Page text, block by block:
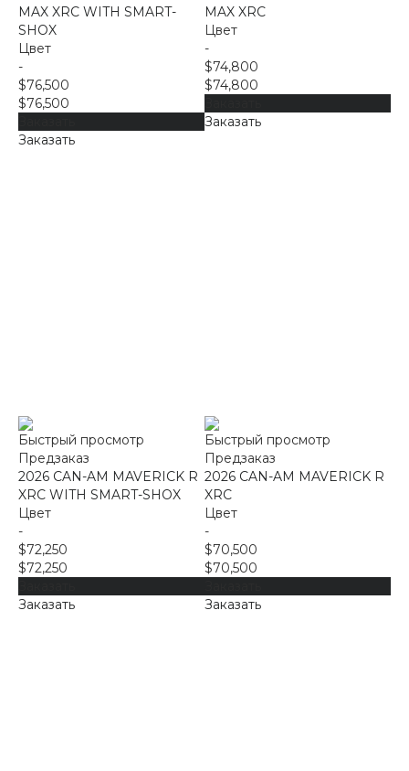
MAX XRC WITH SMART-
SHOX
Цвет
-
$76,500
$76,500
Заказать
MAX XRC
Цвет
-
$74,800
$74,800
Заказать
Быстрый просмотр
Предзаказ
2026 CAN-AM MAVERICK R
XRC WITH SMART-SHOX
Цвет
-
$72,250
$72,250
Заказать
Быстрый просмотр
Предзаказ
2026 CAN-AM MAVERICK R
XRC
Цвет
-
$70,500
$70,500
Заказать